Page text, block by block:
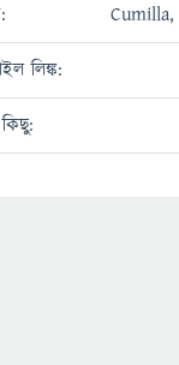
Cumilla,
লিঙ্ক: